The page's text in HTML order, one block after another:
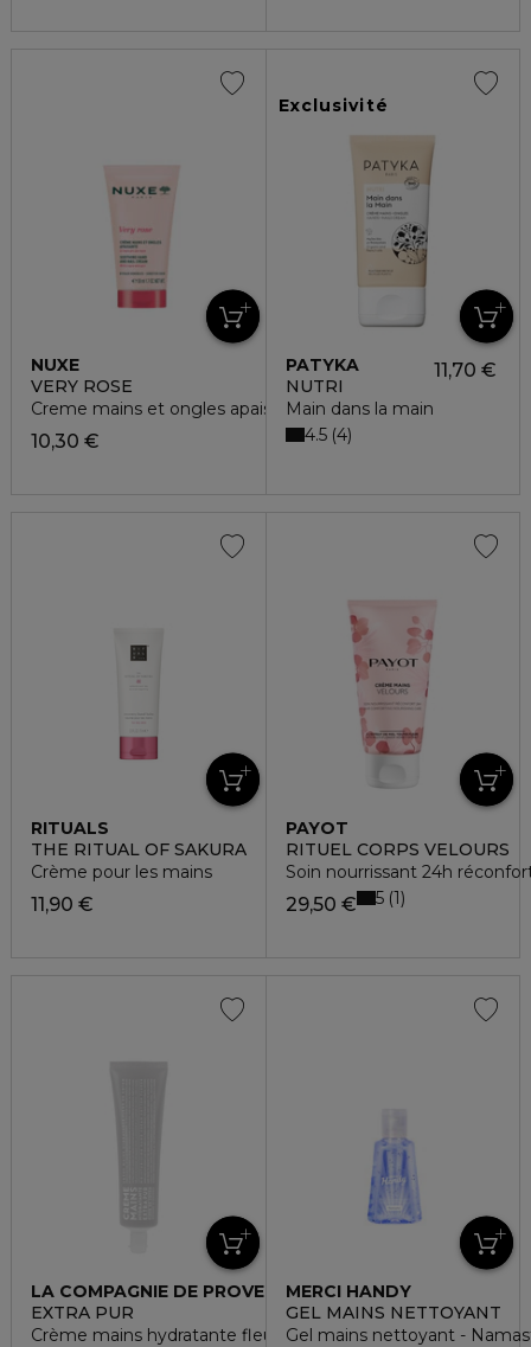
NUXE
VERY ROSE
Creme mains et ongles apaisante
10,30 €
Exclusivité
PATYKA
NUTRI
Main dans la main
11,70 €
4.5 4
RITUALS
THE RITUAL OF SAKURA
Crème pour les mains
11,90 €
PAYOT
RITUEL CORPS VELOURS
Soin nourrissant 24h
29,50 € 5 1
LA COMPAGNIE DE PROVENCE
EXTRA PUR
Crème mains hydratante fleur de coton
MERCI HANDY
GEL MAINS NETTOYANT
Gel mains nettoyant -